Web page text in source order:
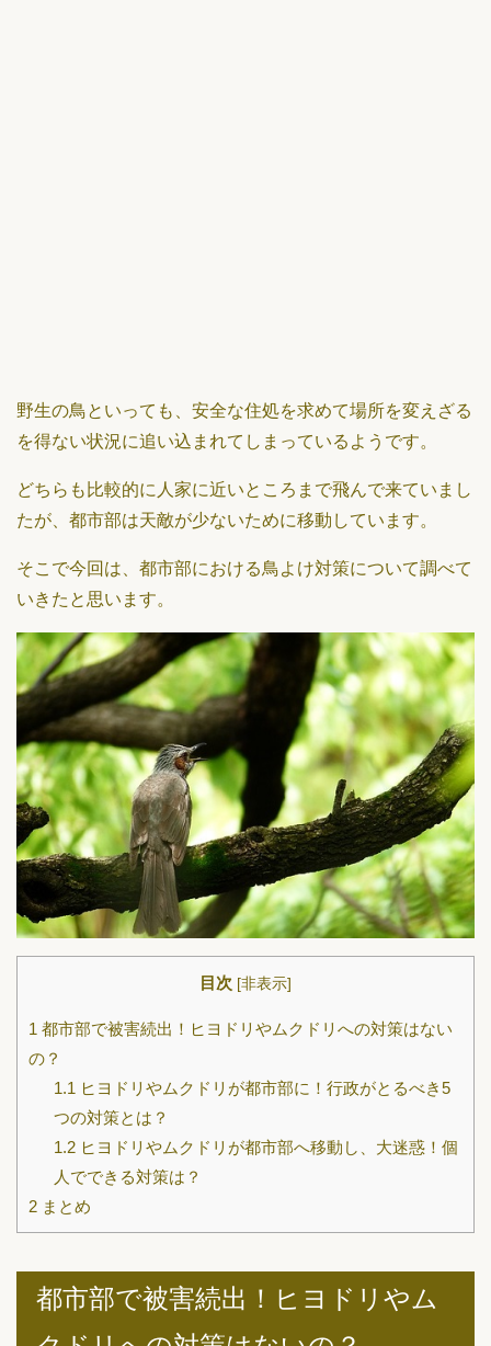
野生の鳥といっても、安全な住処を求めて場所を変えざる
を得ない状況に追い込まれてしまっているようです。
どちらも比較的に人家に近いところまで飛んで来ていまし
たが、都市部は天敵が少ないために移動しています。
そこで今回は、都市部における鳥よけ対策について調べて
いきたと思います。
目次 [非表示]
1 都市部で被害続出！ヒヨドリやムクドリへの対策はない
の？
1.1 ヒヨドリやムクドリが都市部に！行政がとるべき5
つの対策とは？
1.2ヒヨドリやムクドリが都市部へ移動し、大迷惑！個
人でできる対策は？
2 まとめ
都市部で被害続出！ヒヨドリやム